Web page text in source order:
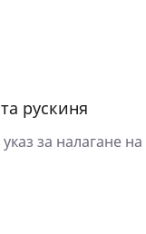
рускиня
за налагане на